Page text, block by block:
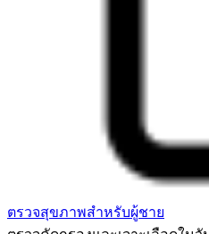
ตรวจสุขภาพสำหรับผู้ชาย